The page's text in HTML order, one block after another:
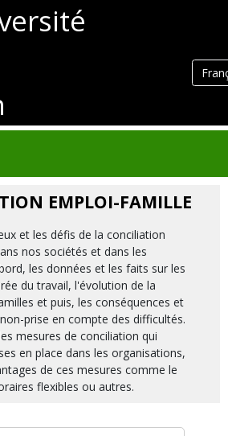
EMPLOI-FAMILLE
et les défis de la conciliation
nos sociétés et dans les
les données et les faits sur les
du travail, l'évolution de la
et puis, les conséquences et
prise en compte des difficultés.
mesures de conciliation qui
en place dans les organisations,
de ces mesures comme le
flexibles ou autres.